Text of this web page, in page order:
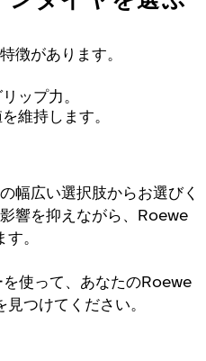
徴があります。
ップ力。
維持します。
幅広い選択肢からお選びく
響を抑えながら、Roewe
。
を使って、あなたのRoewe
つけてください。